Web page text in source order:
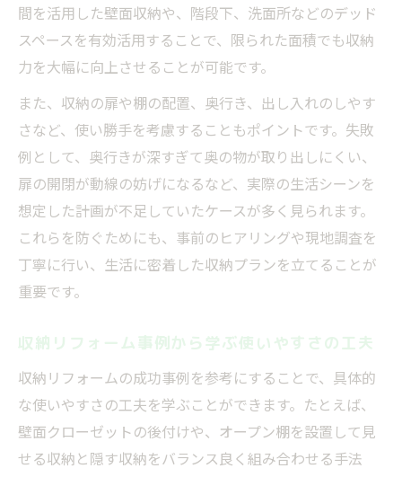
間を活用した壁面収納や、階段下、洗面所などのデッド
スペースを有効活用することで、限られた面積でも収納
力を大幅に向上させることが可能です。
また、収納の扉や棚の配置、奥行き、出し入れのしやす
さなど、使い勝手を考慮することもポイントです。失敗
例として、奥行きが深すぎて奥の物が取り出しにくい、
扉の開閉が動線の妨げになるなど、実際の生活シーンを
想定した計画が不足していたケースが多く見られます。
これらを防ぐためにも、事前のヒアリングや現地調査を
丁寧に行い、生活に密着した収納プランを立てることが
重要です。
収納リフォーム事例から学ぶ使いやすさの工夫
収納リフォームの成功事例を参考にすることで、具体的
な使いやすさの工夫を学ぶことができます。たとえば、
壁面クローゼットの後付けや、オープン棚を設置して見
せる収納と隠す収納をバランス良く組み合わせる手法